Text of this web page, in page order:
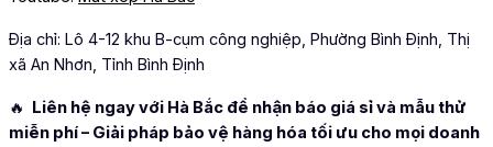
Địa chỉ: Lô 4-12 khu B-cụm công nghiệp, Phường Bình Định, Thị
xã An Nhơn, Tỉnh Bình Định
🔥 Liên hệ ngay với Hà Bắc để nhận báo giá sỉ và mẫu thử
miễn phí – Giải pháp bảo vệ hàng hóa tối ưu cho mọi doanh